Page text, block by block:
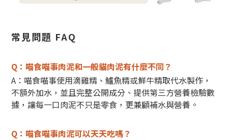
常見問題 FAQ
Q：喵食喵事肉泥和一般貓肉泥有什麼不同？
A：喵食喵事使用滴雞精、鱸魚精或鮮牛精取代水製作，
不額外加水，並且完整公開成分、提供第三方營養檢驗數
據，讓每一口肉泥不只是零食，更兼顧補水與營養。
Q：喵食喵事肉泥可以天天吃嗎？